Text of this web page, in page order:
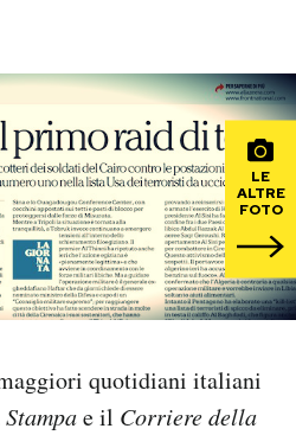
Mondiali calcio 2026
LE
ALTRE
FOTO
quotidiani italiani
Stampae il Corriere della